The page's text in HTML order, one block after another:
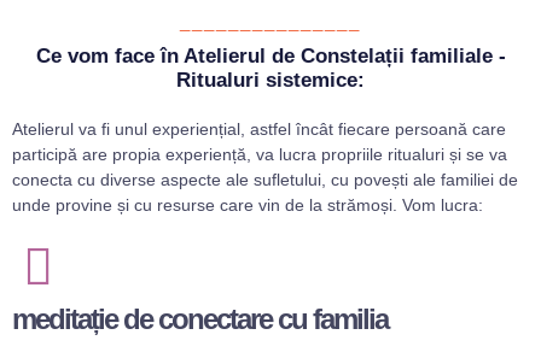
Ce vom face în Atelierul de Constelații familiale -
Ritualuri sistemice:
Atelierul va fi unul experiențial, astfel încât fiecare persoană care
participă are propia experiență, va lucra propriile ritualuri și se va
conecta cu diverse aspecte ale sufletului, cu povești ale familiei de
unde provine și cu resurse care vin de la strămoși. Vom lucra:
meditație de conectare cu familia